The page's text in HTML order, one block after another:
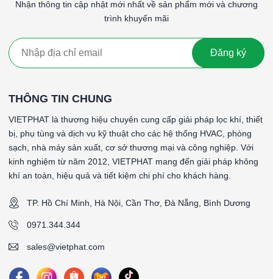
Nhận thông tin cập nhật mới nhất về sản phẩm mới và chương
trình khuyến mãi
Đăng ký
THÔNG TIN CHUNG
VIETPHAT là thương hiệu chuyên cung cấp giải pháp lọc khí, thiết
bị, phụ tùng và dịch vụ kỹ thuật cho các hệ thống HVAC, phòng
sạch, nhà máy sản xuất, cơ sở thương mại và công nghiệp. Với
kinh nghiệm từ năm 2012, VIETPHAT mang đến giải pháp không
khí an toàn, hiệu quả và tiết kiệm chi phí cho khách hàng.
TP. Hồ Chí Minh, Hà Nội, Cần Thơ, Đà Nẵng, Bình Dương
0971.344.344
sales@vietphat.com